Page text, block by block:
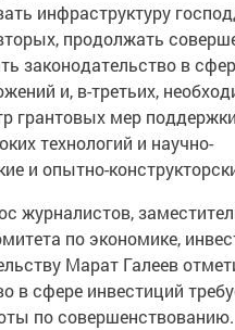
инфраструктуру
продолжать
законодательство в
и, в-третьих,
грантовых мер поддержки
технологий и научно-
и опытно-
журналистов,
по экономике,
Марат Галеев
в сфере инвестиций
по совершенствованию.